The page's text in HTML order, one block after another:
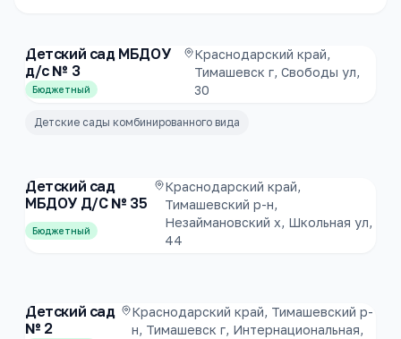
Детский сад МБДОУ
д/с № 3
Бюджетный
Краснодарский край,
Тимашевск г, Свободы ул,
30
Детские сады комбинированного вида
Детский сад
МБДОУ Д/С № 35
Бюджетный
Краснодарский край,
Тимашевский р-н,
Незаймановский х, Школьная ул,
44
Детский сад
№ 2
Краснодарский край, Тимашевский р-
н, Тимашевск г, Интернациональная,